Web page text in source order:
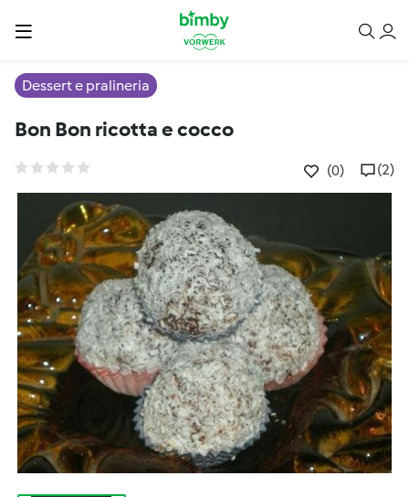
Dessert e pralineria
Bon Bon ricotta e cocco
(0) (2)